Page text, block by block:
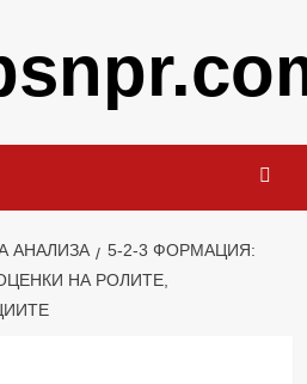
АНАЛИЗА
5-2-3 ФОРМАЦИЯ:
НА РОЛИТЕ,